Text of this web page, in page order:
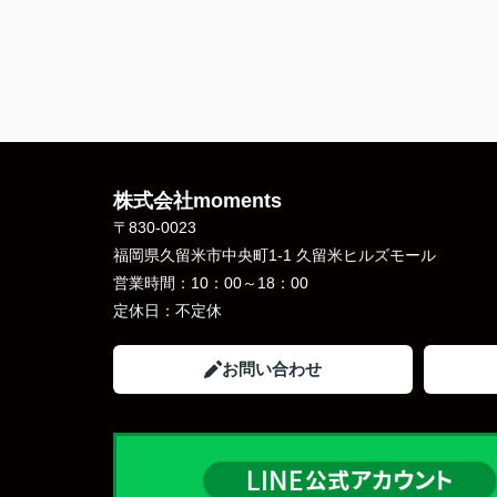
株式会社moments
〒830-0023
福岡県久留米市中央町1-1 久留米ヒルズモール
営業時間： 10：00～18：00
定休日： 不定休
お問い合わせ